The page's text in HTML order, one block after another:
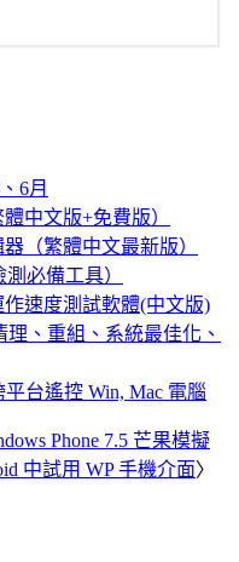
6月
中文版+免費版）
（繁體中文最新版）
必備工具）
作速度測試軟體(中文版)
理、重組、系統最佳化、
台遙控 Win, Mac 電腦
Phone 7.5 芒果模擬
中試用 WP 手機介面〉